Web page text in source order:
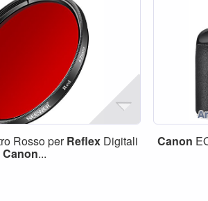
Rosso perReflex Digitali
Canon...
Canon